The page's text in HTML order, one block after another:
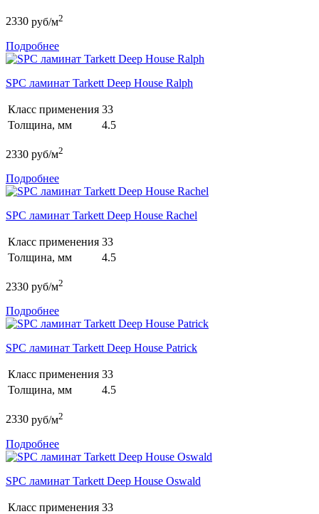
2330 руб/м2
Подробнее
SPC ламинат Tarkett Deep House Ralph
Класс применения 33
Толщина, мм
4.5
2330 руб/м2
Подробнее
SPC ламинат Tarkett Deep House Rachel
Класс применения 33
Толщина, мм
4.5
2330 руб/м2
Подробнее
SPC ламинат Tarkett Deep House Patrick
Класс применения 33
Толщина, мм
4.5
2330 руб/м2
Подробнее
SPC ламинат Tarkett Deep House Oswald
Класс применения 33